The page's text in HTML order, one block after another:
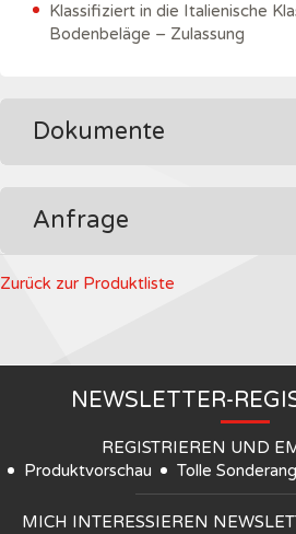
Klassifiziert in die Italienische
Bodenbeläge – Zulassung
Dokumente
Anfrage
Zurück zur Produktliste
NEWSLETTER-
REGISTRIEREN UND
Produktvorschau
Tolle
MICH INTERESSIEREN